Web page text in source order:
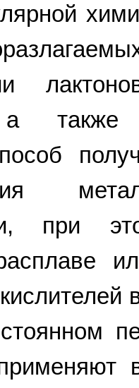
а также
при